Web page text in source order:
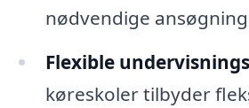
nødvendige
Flexible
køreskoler tilbyder